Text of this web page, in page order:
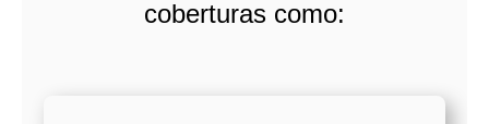
coberturas como: